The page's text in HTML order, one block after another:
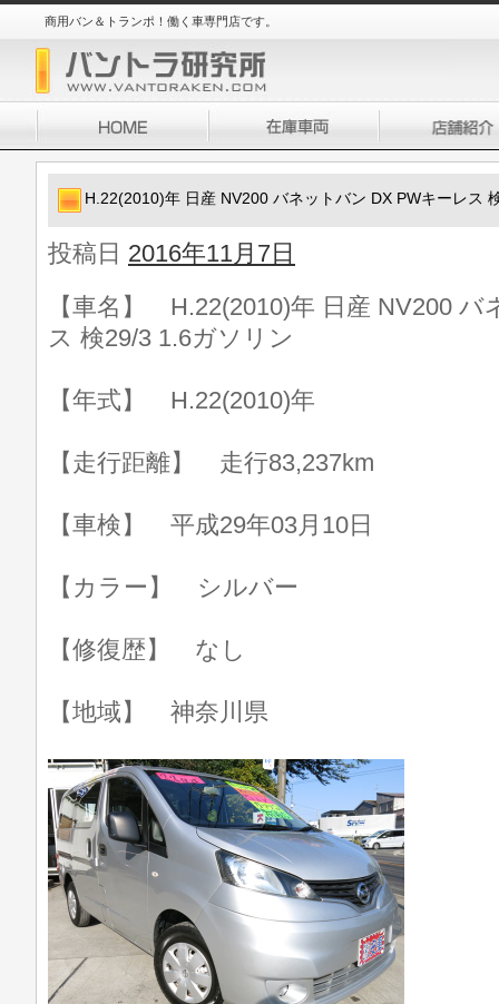
商用バン＆トランポ！働く車専門店です。
H.22(2010)年 日産 NV200 バネットバン DX PWキーレス
投稿日 2016年11月7日
【車名】 H.22(2010)年 日産 NV200
ス 検29/3 1.6ガソリン
【年式】 H.22(2010)年
【走行距離】 走行83,237km
【車検】 平成29年03月10日
【カラー】 シルバー
【修復歴】 なし
【地域】 神奈川県